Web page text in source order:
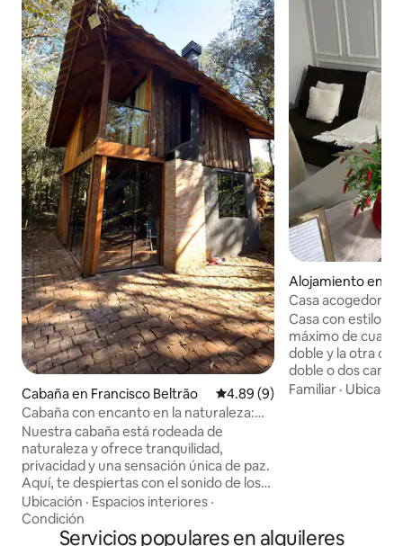
Cabaña en Francisco Beltrão Calificación promedio: 4.89
4.89 (9)
Cabaña con encanto en la naturaleza:
descanso y conexión
Nuestra cabaña está rodeada de
naturaleza y ofrece tranquilidad,
privacidad y una sensación única de paz.
Aquí, te despiertas con el sonido de los
pájaros, disfrutas de una taza de café
mientras contemplas la vista y vives
momentos sencillos pero inolvidables. El
Ubicación · Espacios interiores ·
Condición
Alojamiento en
trão
Casa acogedora
acondicionado
Casa con estilo,
máximo de cuatro
doble y la otra
doble o dos
(separadas) con
Acceso a la
Familiar ·
Servicios populares en alquileres